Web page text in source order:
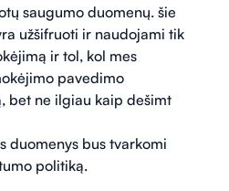
saugumo duomenų. šie
užšifruoti ir naudojami tik
ir tol, kol mes
pavedimo
bet ne ilgiau kaip dešimt
duomenys bus tvarkomi
politiką.